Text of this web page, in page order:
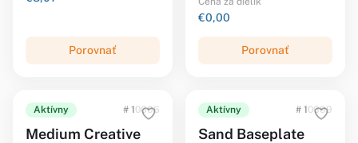
Porovnať
€0,00
Porovnať
Aktívny # 10696
Medium Creative
Aktívny # 10699
Sand Baseplate